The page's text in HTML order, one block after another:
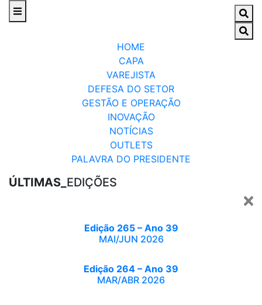
HOME
CAPA
VAREJISTA
DEFESA DO SETOR
GESTÃO E OPERAÇÃO
INOVAÇÃO
NOTÍCIAS
OUTLETS
PALAVRA DO PRESIDENTE
ÚLTIMAS_ EDIÇÕES
Edição 265 – Ano 39
MAI/JUN 2026
Edição 264 – Ano 39
MAR/ABR 2026